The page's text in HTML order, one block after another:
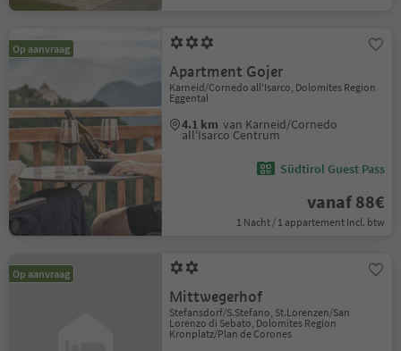
Op aanvraag
Apartment Gojer
Karneid/Cornedo all'Isarco, Dolomites Region
Eggental
4.1 km van Karneid/Cornedo
all'Isarco Centrum
Südtirol Guest Pass
vanaf 88€
1 Nacht / 1 appartement Incl. btw
Op aanvraag
Mittwegerhof
Stefansdorf/S.Stefano, St.Lorenzen/San
Lorenzo di Sebato, Dolomites Region
Kronplatz/Plan de Corones